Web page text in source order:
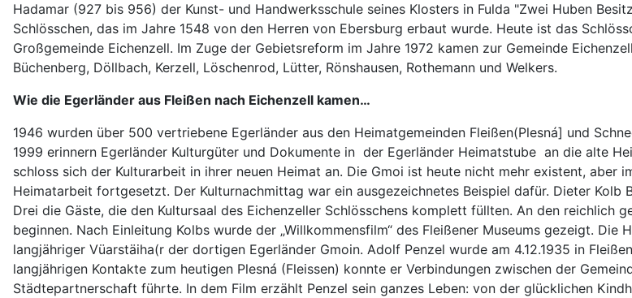
Hadamar (927 bis 956) der Kunst- und Handwerksschule seines Klosters in Fulda "Zwei Huben
Schlösschen, das im Jahre 1548 von den Herren von Ebersburg erbaut wurde. Heute ist das
Großgemeinde Eichenzell. Im Zuge der Gebietsreform im Jahre 1972 kamen zur Gemeinde
Büchenberg, Döllbach, Kerzell, Löschenrod, Lütter, Rönshausen, Rothemann und Welkers.
Wie die Egerländer aus Fleißen nach Eichenzell kamen…
1946 wurden über 500 vertriebene Egerländer aus den Heimatgemeinden Fleißen(Plesná] und
1999 erinnern Egerländer Kulturgüter und Dokumente in der Egerländer Heimatstube an die alte
schloss sich der Kulturarbeit in ihrer neuen Heimat an. Die Gmoi ist heute nicht mehr existent, aber
Heimatarbeit fortgesetzt. Der Kulturnachmittag war ein ausgezeichnetes Beispiel dafür. Dieter
Drei die Gäste, die den Kultursaal des Eichenzeller Schlösschens komplett füllten. An den reichlich
beginnen. Nach Einleitung Kolbs wurde der „Willkommensfilm“ des Fleißener Museums gezeigt.
langjähriger Vüarstäiha(r der dortigen Egerländer Gmoin. Adolf Penzel wurde am 4.12.1935 in
langjährigen Kontakte zum heutigen Plesná (Fleissen) konnte er Verbindungen zwischen der
Städtepartnerschaft führte. In dem Film erzählt Penzel sein ganzes Leben: von der glücklichen